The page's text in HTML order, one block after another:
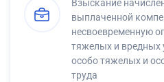
Взыскание
выплаченной
несвоевременную
тяжелых и вредных
особо тяжелых и
труда